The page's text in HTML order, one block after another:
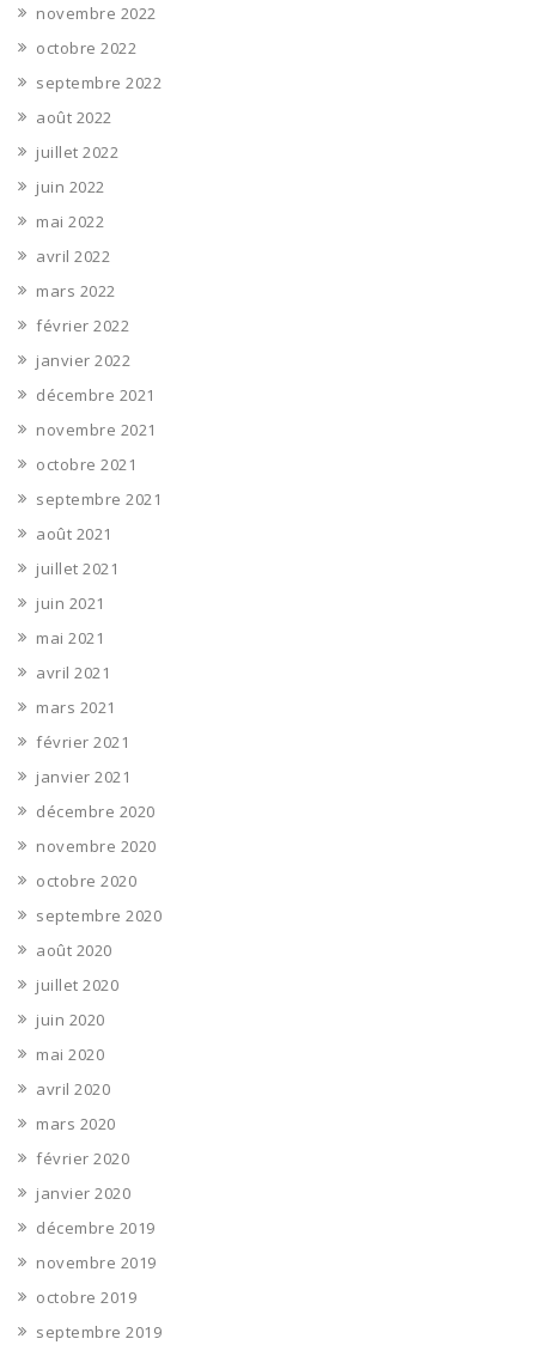
novembre 2022
octobre 2022
septembre 2022
août 2022
juillet 2022
juin 2022
mai 2022
avril 2022
mars 2022
février 2022
janvier 2022
décembre 2021
novembre 2021
octobre 2021
septembre 2021
août 2021
juillet 2021
juin 2021
mai 2021
avril 2021
mars 2021
février 2021
janvier 2021
décembre 2020
novembre 2020
octobre 2020
septembre 2020
août 2020
juillet 2020
juin 2020
mai 2020
avril 2020
mars 2020
février 2020
janvier 2020
décembre 2019
novembre 2019
octobre 2019
septembre 2019